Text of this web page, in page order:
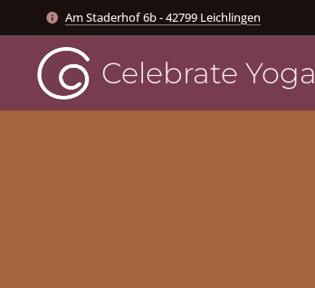
Am Staderhof 6b - 42799 Leichlingen
Celebrate Yoga